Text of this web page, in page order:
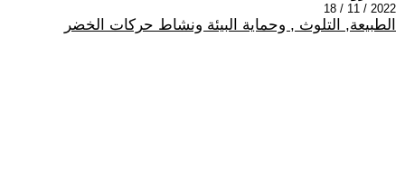
2022 / 11 / 18
الطبيعة, التلوث , وحماية البيئة ونشاط حركات الخضر